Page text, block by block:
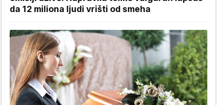
da 12 miliona ljudi vrišti od smeha